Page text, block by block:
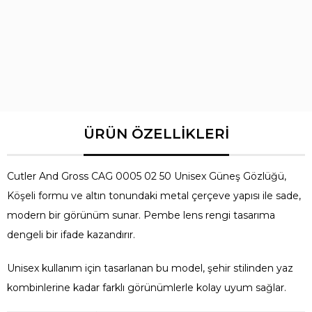
Cutler And Gross CAG 0005 02 50 Unisex Güneş Gözlüğü,
Köşeli formu ve altın tonundaki metal çerçeve yapısı ile sade,
modern bir görünüm sunar. Pembe lens rengi tasarıma
dengeli bir ifade kazandırır.
Unisex kullanım için tasarlanan bu model, şehir stilinden yaz
kombinlerine kadar farklı görünümlerle kolay uyum sağlar.